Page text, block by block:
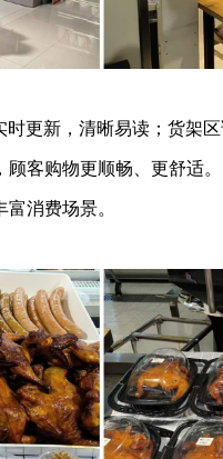
更新，清晰易读；货架
客购物更顺畅、更舒适
消费场景。